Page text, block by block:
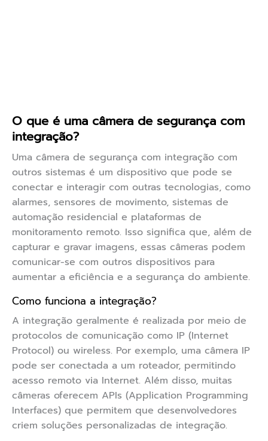
O que é uma câmera de segurança com
integração?
Uma câmera de segurança com integração com
outros sistemas é um dispositivo que pode se
conectar e interagir com outras tecnologias, como
alarmes, sensores de movimento, sistemas de
automação residencial e plataformas de
monitoramento remoto. Isso significa que, além de
capturar e gravar imagens, essas câmeras podem
comunicar-se com outros dispositivos para
aumentar a eficiência e a segurança do ambiente.
Como funciona a integração?
A integração geralmente é realizada por meio de
protocolos de comunicação como IP (Internet
Protocol) ou wireless. Por exemplo, uma câmera IP
pode ser conectada a um roteador, permitindo
acesso remoto via Internet. Além disso, muitas
câmeras oferecem APIs (Application Programming
Interfaces) que permitem que desenvolvedores
criem soluções personalizadas de integração.